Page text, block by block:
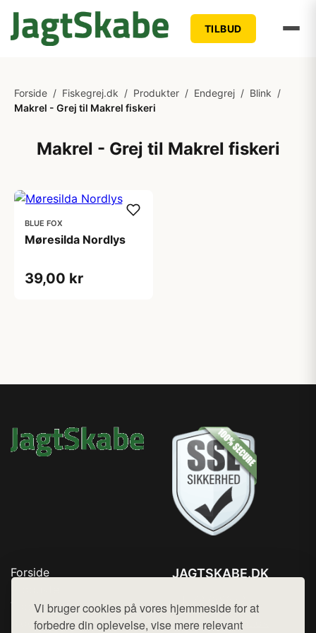
Vi bruger cookies på vores hjemmeside for at
forbedre din oplevelse, vise mere relevant
TILBUD
Forside / Fiskegrej.dk / Produkter / Endegrej / Blink /
Makrel - Grej til Makrel fiskeri
Makrel - Grej til Makrel fiskeri
BLUE FOX
Møresilda Nordlys
39,00 kr
Forside
Top Rabatter
Blog
JAGTSKABE.DK
Mail: hej@want.dk